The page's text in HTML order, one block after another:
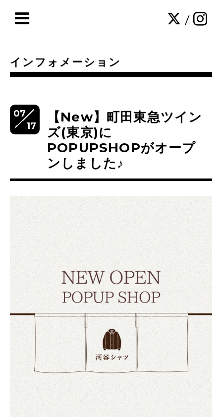
/
インフォメーション
07
17
【New】町田東急ツイン
ズ(東京)に
POPUPSHOPがオープ
ンしました♪